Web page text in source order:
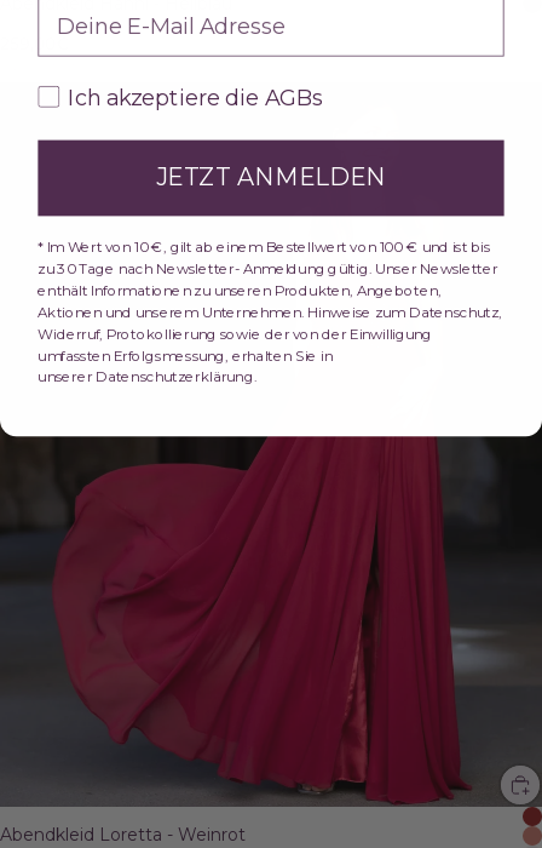
Abendkleid Loretta - Weinrot
AGBsIch akzeptiere die AGBs
JETZT ANMELDEN
* Im Wert von 10 €, gilt ab einem Bestellwert von 100 € und ist bis
zu 30 Tage nach Newsletter- Anmeldung gültig. Unser Newsletter
enthält Informationen zu unseren Produkten, Angeboten,
Aktionen und unserem Unternehmen. Hinweise zum Datenschutz,
Widerruf, Protokollierung sowie der von der Einwilligung
umfassten Erfolgsmessung, erhalten Sie in
unserer Datenschutzerklärung.